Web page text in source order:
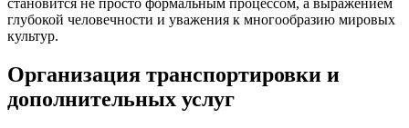
становится не просто формальным процессом, а выражением
глубокой человечности и уважения к многообразию мировых
культур.
Организация транспортировки и
дополнительных услуг